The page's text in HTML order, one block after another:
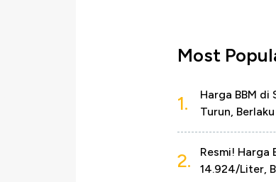
Most
1.
Harga BBM di
Turun,
2.
Resmi! Harga
14.924/Liter,